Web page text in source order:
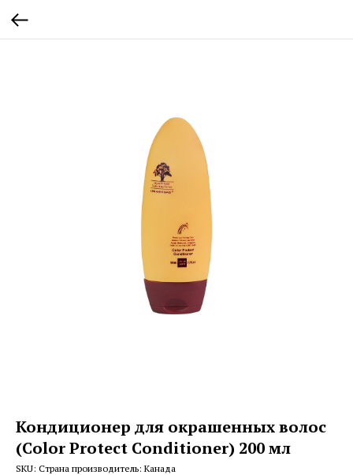
Кондиционер для окрашенных волос
(Color Protect Conditioner) 200 мл
SKU: Страна производитель: Канада